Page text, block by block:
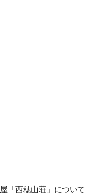
「西穂山荘」について